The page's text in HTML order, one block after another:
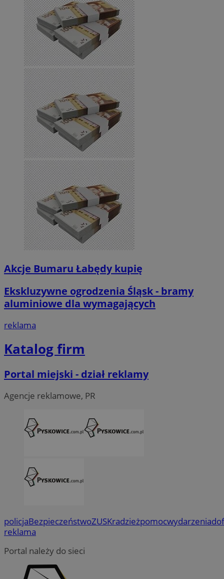
Akcje Bumaru Łabędy kupię
Ekskluzywne ogrodzenia Śląsk - bramy
aluminiowe dla wymagających
reklama
Katalog firm
Portal miejski - dział reklamy
Agencje reklamowe, PR
policjaBezpieczeństwoZUSKradzieżpomocwydarzenia
reklama
Portal należy do sieci